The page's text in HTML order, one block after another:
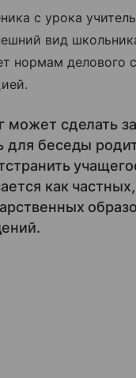
с урока
вид
нормам делового
может сделать
для беседы
как